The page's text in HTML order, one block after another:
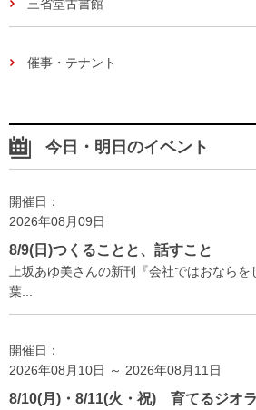
三省堂古書館
催事・テナント
今日・明日のイベント
開催日：
2026年08月09日
8/9(日)つくることと、話すこと
上坂あゆ美さんの新刊『会社ではおなら
葉...
開催日：
2026年08月10日 ～ 2026年08月11日
8/10(月)・8/11(火・祝) 育てるジオ